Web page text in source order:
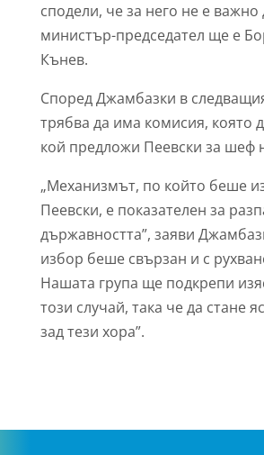
сподели, че за него не е важно
министър-председател ще е
Кънев.
Според Джамбазки в
трябва да има комисия, която
кой предложи Пеевски за шеф
„Механизмът, по който беше
Пеевски, е показателен за
държавността”, заяви
избор беше свързан и с
Нашата група ще подкрепи
този случай, така че да стане
зад тези хора”.